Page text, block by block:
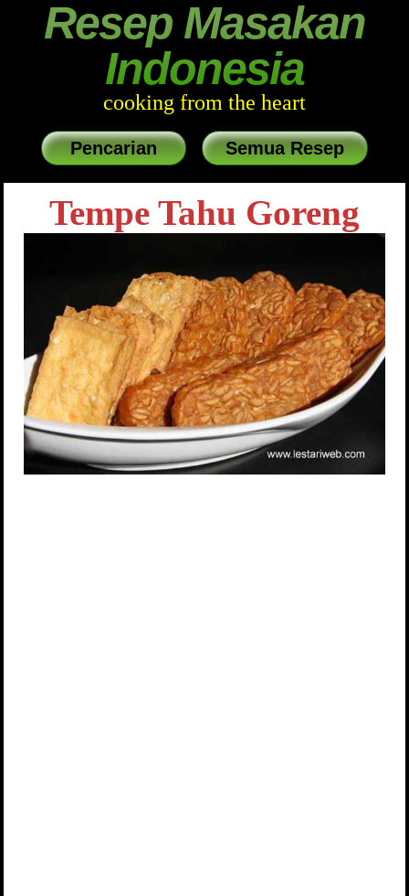
Resep Masakan
Indonesia
cooking from the heart
Pencarian Semua Resep
Tempe Tahu Goreng